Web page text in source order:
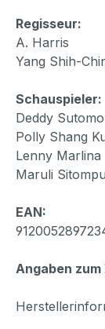
Regisseur:
A. Harris
Yang Shih-
Schauspieler:
Deddy Sutomo
Polly Shang
Lenny Marlina
Maruli
EAN:
Angaben